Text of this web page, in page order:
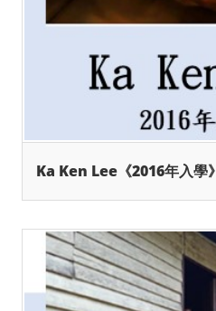
Ka Ken Lee《2016年入學》